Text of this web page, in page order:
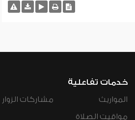
خدمات تفاعلية
المواريث
مواقيت الصلاة
مشاركات الزوار